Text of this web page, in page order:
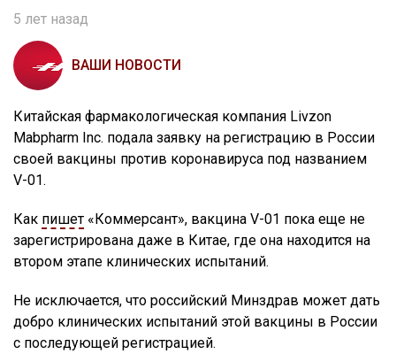
5 лет назад
ВАШИ НОВОСТИ
Китайская фармакологическая компания Livzon
Mabpharm Inc. подала заявку на регистрацию в России
своей вакцины против коронавируса под названием
V-01.
Как пишет «Коммерсант», вакцина V-01 пока еще не
зарегистрирована даже в Китае, где она находится на
втором этапе клинических испытаний.
Не исключается, что российский Минздрав может дать
добро клинических испытаний этой вакцины в России
с последующей регистрацией.